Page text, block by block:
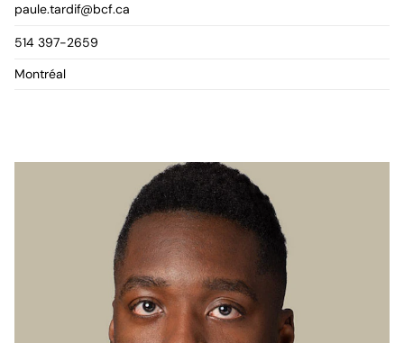
paule.tardif@bcf.ca
514 397-2659
Montréal